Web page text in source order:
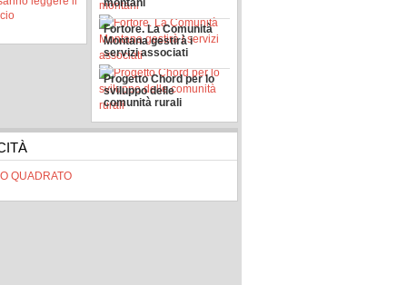
montani
Fortore. La Comunità
Montana gestirà i
servizi associati
Progetto Chord per lo
sviluppo delle
comunità rurali